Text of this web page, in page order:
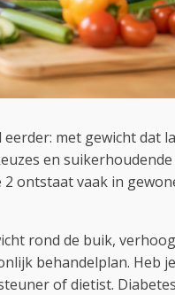
met gewicht dat
en
ontstaat vaak in
rond de buik,
behandelplan. Heb
of dietist.